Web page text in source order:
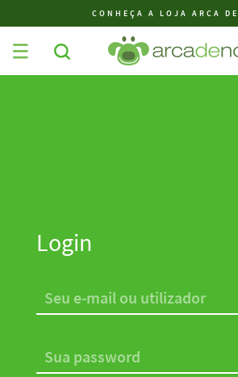
CONHEÇA A LOJA ARCA
✕
Login